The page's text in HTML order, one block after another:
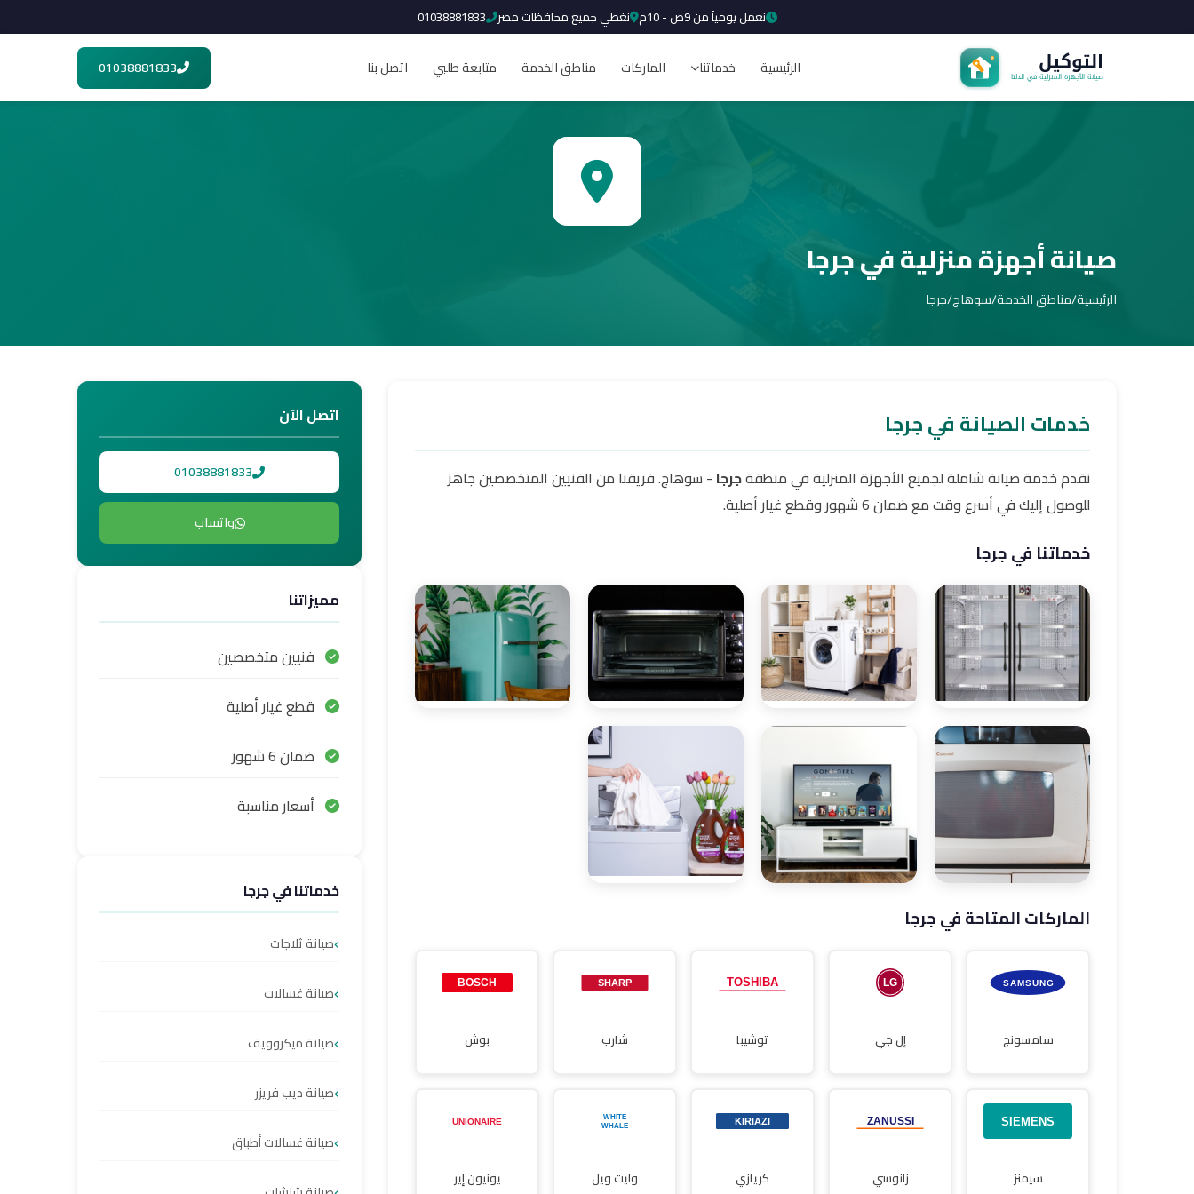
نعمل يومياً من 9ص - 10م نغطي جميع محافظات مصر 01038881833
الرئيسية خدماتنا الماركات مناطق الخدمة متابعة طلبي اتصل بنا 01038881833
صيانة أجهزة منزلية في جرجا
الرئيسية/مناطق الخدمة/سوهاج/جرجا
خدمات الصيانة في جرجا
نقدم خدمة صيانة شاملة لجميع الأجهزة المنزلية في منطقةجرجا - سوهاج. فريقنا من الفنيين المتخصصين جاهز
للوصول إليك في أسرع وقت مع ضمان 6 شهور وقطع غيار أصلية.
خدماتنا في جرجا
صيانة ثلاجات صيانة غسالات
صيانة
ميكروويف
أطباق
صيانة مجففات
الماركات المتاحة في جرجا
سامسونج إل جي توشيبا شارب بوش
سيمنز زانوسي كريازي وايت ويل يونيون إير
اتصل الآن
01038881833
واتساب
مميزاتنا
فنيين متخصصين
قطع غيار أصلية
ضمان 6 شهور
أسعار مناسبة
خدماتنا في جرجا
صيانة ثلاجات
صيانة غسالات
صيانة ميكروويف
صيانة ديب فريزر
صيانة غسالات أطباق